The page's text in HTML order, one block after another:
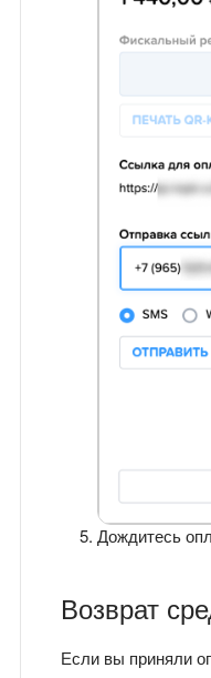
Дождитесь
Возврат
Если вы приняли